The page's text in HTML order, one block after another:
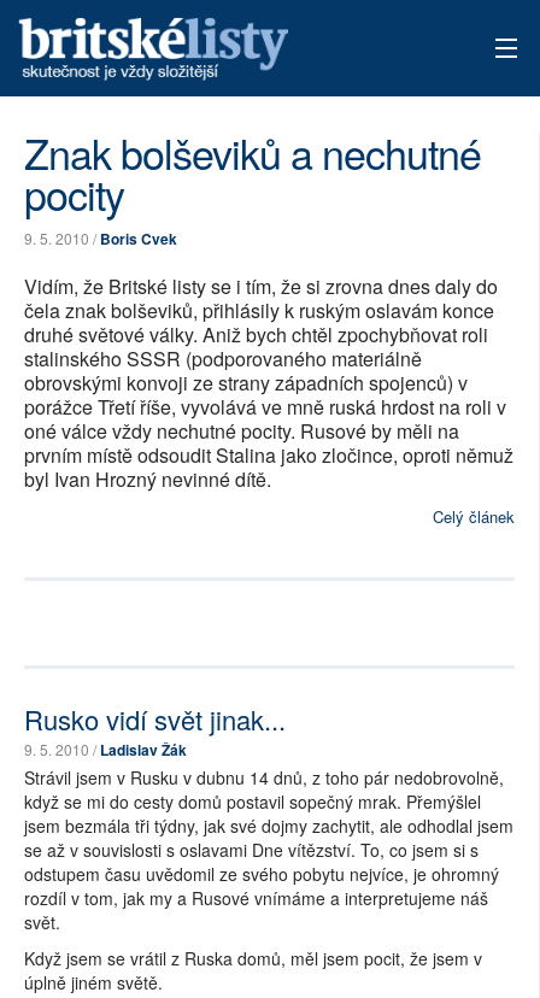
TÉMATA
AUTOŘI
PŘÍSPĚVKY NA PROVOZ
Znak bolševiků a nechutné
pocity
9. 5. 2010 /Boris Cvek
Vidím, že Britské listy se i tím, že si zrovna dnes daly do
čela znak bolševiků, přihlásily k ruským oslavám konce
druhé světové války. Aniž bych chtěl zpochybňovat roli
stalinského SSSR (podporovaného materiálně
obrovskými konvoji ze strany západních spojenců) v
porážce Třetí říše, vyvolává ve mně ruská hrdost na roli v
oné válce vždy nechutné pocity. Rusové by měli na
prvním místě odsoudit Stalina jako zločince, oproti němuž
byl Ivan Hrozný nevinné dítě.
Celý článek
Rusko vidí svět jinak...
9. 5. 2010 /Ladislav Žák
Strávil jsem v Rusku v dubnu 14 dnů, z toho pár nedobrovolně,
když se mi do cesty domů postavil sopečný mrak. Přemýšlel
jsem bezmála tři týdny, jak své dojmy zachytit, ale odhodlal jsem
se až v souvislosti s oslavami Dne vítězství. To, co jsem si s
odstupem času uvědomil ze svého pobytu nejvíce, je ohromný
rozdíl v tom, jak my a Rusové vnímáme a interpretujeme náš
svět.
Když jsem se vrátil z Ruska domů, měl jsem pocit, že jsem v
úplně jiném světě.